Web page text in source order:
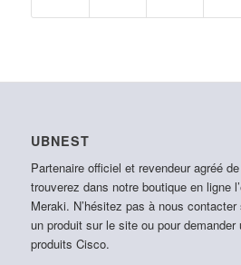
UBNEST
Partenaire officiel et revendeur agréé de
trouverez dans notre boutique en ligne
Meraki. N’hésitez pas à nous
un produit sur le site ou pour demander
produits Cisco.